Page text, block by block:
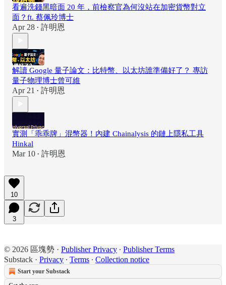
看遍洗錢黑暗面 20 年，前檢察官為何沒站在加密貨幣對立
面？ft. 蔡佩玲博士
Apr 28 • 許明恩
解讀 Google 量子論文：比特幣、以太坊誰準備好了？ 專訪
量子物理博士曾可維
Apr 21 • 許明恩
實測「乖乖牌」混幣器！內建 Chainalysis 的鏈上隱私工具
Hinkal
Mar 10 • 許明恩
10
3
© 2026 區塊勢 · Publisher Privacy ∙ Publisher Terms
Substack · Privacy ∙ Terms ∙ Collection notice
Start your Substack